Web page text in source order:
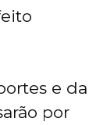
e da
por